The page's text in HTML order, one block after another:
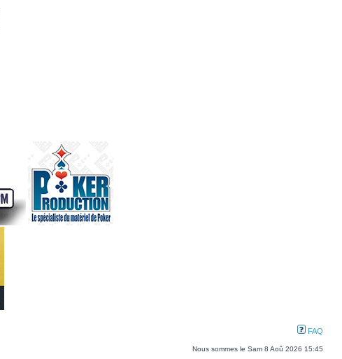
FAQ
Nous sommes le Sam 8 Aoû 2026 15:45